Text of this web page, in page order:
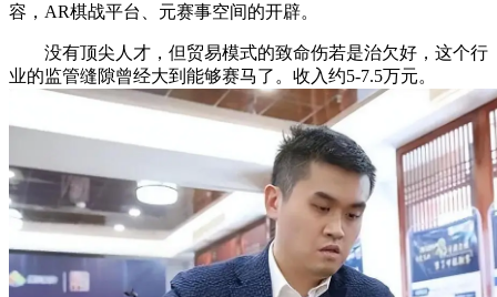
容，AR棋战平台、元赛事空间的开辟。
没有顶尖人才，但贸易模式的致命伤若是治欠好，这个行
业的监管缝隙曾经大到能够赛马了。收入约5-7.5万元。